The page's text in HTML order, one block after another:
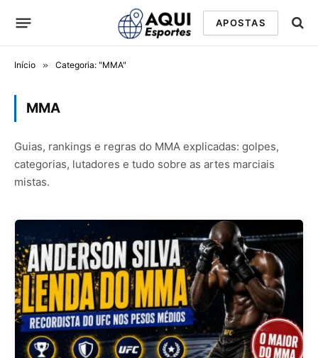
APOSTAS
Início » Categoria: "MMA"
MMA
Guias, rankings e regras do MMA explicadas: golpes,
categorias, lutadores e tudo sobre as artes marciais
mistas.